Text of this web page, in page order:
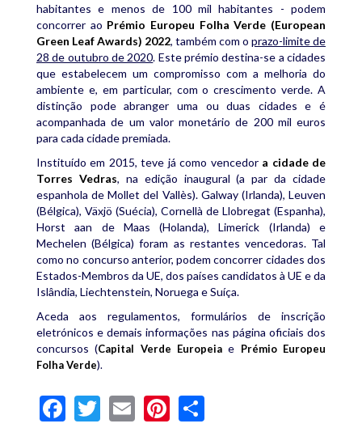
habitantes e menos de 100 mil habitantes - podem
concorrer ao Prémio Europeu Folha Verde (European
Green Leaf Awards) 2022, também com o prazo-limite de
28 de outubro de 2020. Este prémio destina-se a cidades
que estabelecem um compromisso com a melhoria do
ambiente e, em particular, com o crescimento verde. A
distinção pode abranger uma ou duas cidades e é
acompanhada de um valor monetário de 200 mil euros
para cada cidade premiada.
Instituído em 2015, teve já como vencedor a cidade de
Torres Vedras, na edição inaugural (a par da cidade
espanhola de Mollet del Vallès). Galway (Irlanda), Leuven
(Bélgica), Växjö (Suécia), Cornellà de Llobregat (Espanha),
Horst aan de Maas (Holanda), Limerick (Irlanda) e
Mechelen (Bélgica) foram as restantes vencedoras. Tal
como no concurso anterior, podem concorrer cidades dos
Estados-Membros da UE, dos países candidatos à UE e da
Islândia, Liechtenstein, Noruega e Suíça.
Aceda aos regulamentos, formulários de inscrição
eletrónicos e demais informações nas página oficiais dos
concursos (Capital Verde Europeia e Prémio Europeu
Folha Verde).
Facebook
Twitter
EmailPinterest